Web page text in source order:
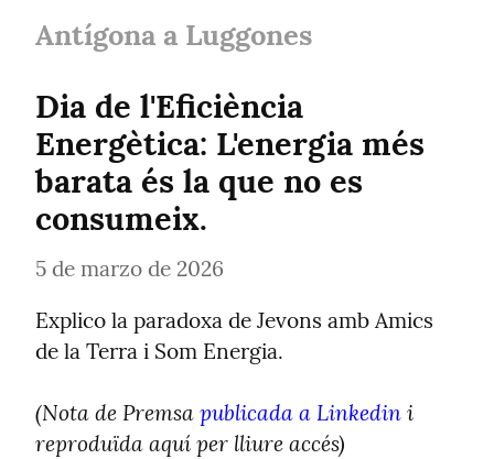
Antígona a Luggones
Dia de l'Eficiència
Energètica: L'energia més
barata és la que no es
consumeix.
5 de marzo de 2026
Explico la paradoxa de Jevons amb Amics
de la Terra i Som Energia.
(Nota de Premsa publicada a Linkedin i
reproduïda aquí per lliure accés)